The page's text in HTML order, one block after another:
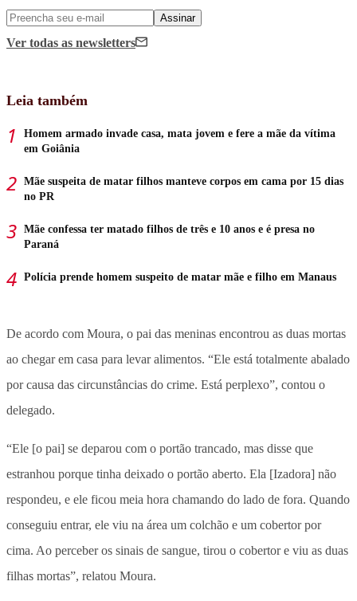
Assinar
Ver todas as newsletters
Leia também
Homem armado invade casa, mata jovem e fere a mãe da vítima
em Goiânia
Mãe suspeita de matar filhos manteve corpos em cama por 15 dias
no PR
Mãe confessa ter matado filhos de três e 10 anos e é presa no
Paraná
Polícia prende homem suspeito de matar mãe e filho em Manaus
De acordo com Moura, o pai das meninas encontrou as duas mortas
ao chegar em casa para levar alimentos. “Ele está totalmente abalado
por causa das circunstâncias do crime. Está perplexo”, contou o
delegado.
“Ele [o pai] se deparou com o portão trancado, mas disse que
estranhou porque tinha deixado o portão aberto. Ela [Izadora] não
respondeu, e ele ficou meia hora chamando do lado de fora. Quando
conseguiu entrar, ele viu na área um colchão e um cobertor por
cima. Ao perceber os sinais de sangue, tirou o cobertor e viu as duas
filhas mortas”, relatou Moura.